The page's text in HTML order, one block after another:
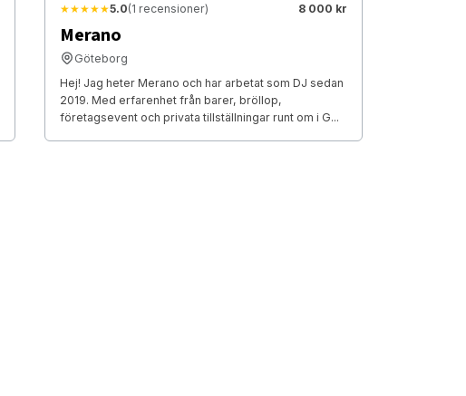
★★★★★5.0(1 recensioner) 8 000 kr
Merano
Göteborg
Hej! Jag heter Merano och har arbetat som DJ sedan
2019. Med erfarenhet från barer, bröllop,
företagsevent och privata tillställningar runt om i G...